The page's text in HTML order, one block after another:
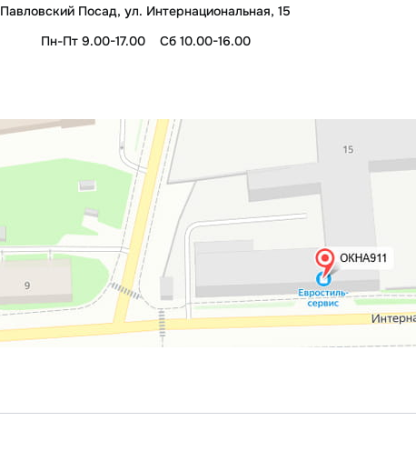
Павловский Посад, ул. Интернациональная, 15
Пн-Пт 9.00-17.00
Сб 10.00-16.00